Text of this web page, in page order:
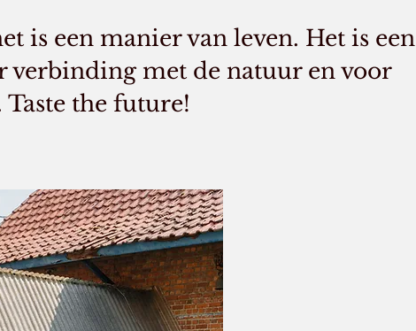
is een manier van leven. Het is een
verbinding met de natuur en voor
the future!